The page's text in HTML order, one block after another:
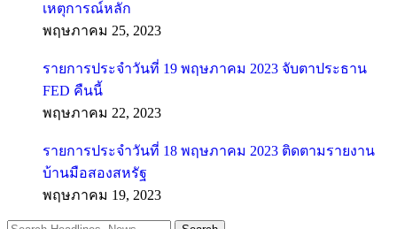
เหตุการณ์หลัก
พฤษภาคม 25, 2023
รายการประจำวันที่ 19 พฤษภาคม 2023 จับตาประธาน
FED คืนนี้
พฤษภาคม 22, 2023
รายการประจำวันที่ 18 พฤษภาคม 2023 ติดตามรายงาน
บ้านมือสองสหรัฐ
พฤษภาคม 19, 2023